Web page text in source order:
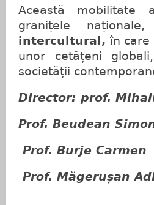
Această mobilitate
granițele
intercultural , în care
unor cetățeni
societății
Director: prof.
Prof. Beudean
Prof. Burje Carmen
Prof. Măgerușan